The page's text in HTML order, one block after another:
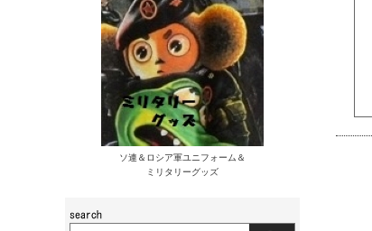
ソ連＆ロシア軍ユニフォーム＆
ミリタリーグッズ